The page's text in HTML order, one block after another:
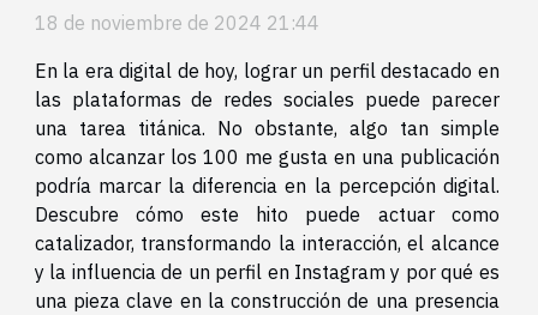
18 de noviembre de 2024 21:44
En la era digital de hoy, lograr un perfil destacado en
las plataformas de redes sociales puede parecer
una tarea titánica. No obstante, algo tan simple
como alcanzar los 100 me gusta en una publicación
podría marcar la diferencia en la percepción digital.
Descubre cómo este hito puede actuar como
catalizador, transformando la interacción, el alcance
y la influencia de un perfil en Instagram y por qué es
una pieza clave en la construcción de una presencia